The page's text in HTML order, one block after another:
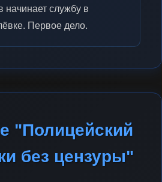
службу в
Первое дело.
"Полицейский
без цензуры"